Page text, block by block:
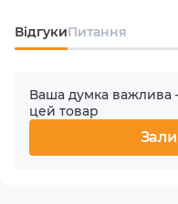
Призначення
Матеріал
ВідгукиПитання
Ваша думка важлива
цей товар